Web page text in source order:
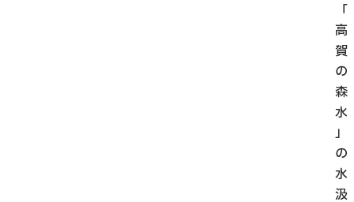
「
高
賀
の
森
水
」
の
水
汲